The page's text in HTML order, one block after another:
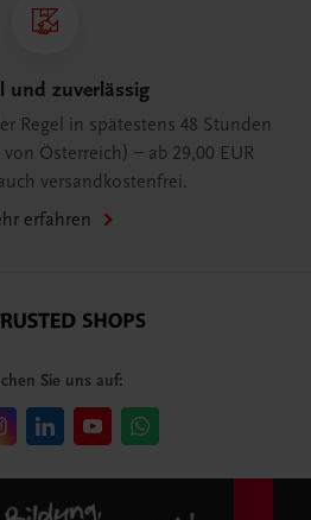
und zuverlässig
Regel in spätestens 48 Stunden
Österreich) – ab 29,00 EUR
versandkostenfrei.
erfahren
Sie uns auf: